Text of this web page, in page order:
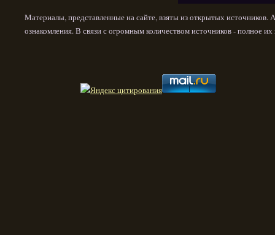
Материалы, представленные на сайте, взяты из открытых
ознакомления. В связи с огромным количеством источников - полное